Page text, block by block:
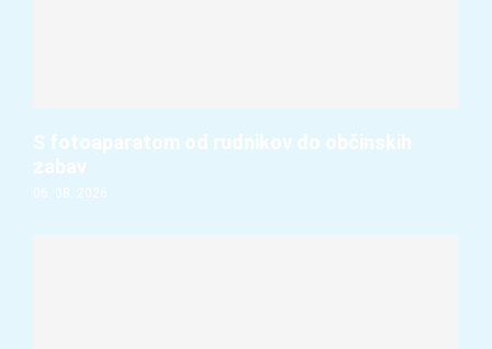
S fotoaparatom od rudnikov do občinskih
zabav
06. 08. 2026